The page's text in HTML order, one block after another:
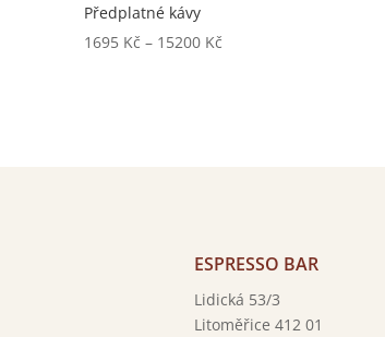
Předplatné kávy
1695 Kč – 15200 Kč
ESPRESSO BAR
Lidická 53/3
Litoměřice 412 01